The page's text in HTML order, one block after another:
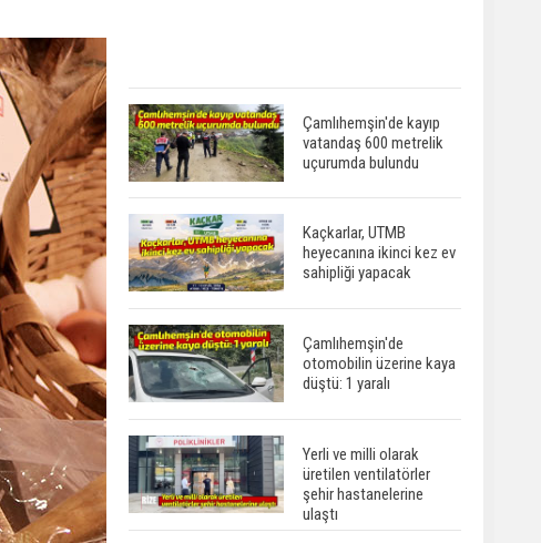
Çamlıhemşin'de kayıp
vatandaş 600 metrelik
uçurumda bulundu
Kaçkarlar, UTMB
heyecanına ikinci kez ev
sahipliği yapacak
Çamlıhemşin'de
otomobilin üzerine kaya
düştü: 1 yaralı
Yerli ve milli olarak
üretilen ventilatörler
şehir hastanelerine
ulaştı